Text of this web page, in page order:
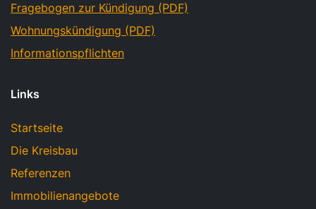
Fragebogen zur Kündigung (PDF)
Wohnungskündigung (PDF)
Informationspflichten
Links
Startseite
Die Kreisbau
Referenzen
Immobilienangebote